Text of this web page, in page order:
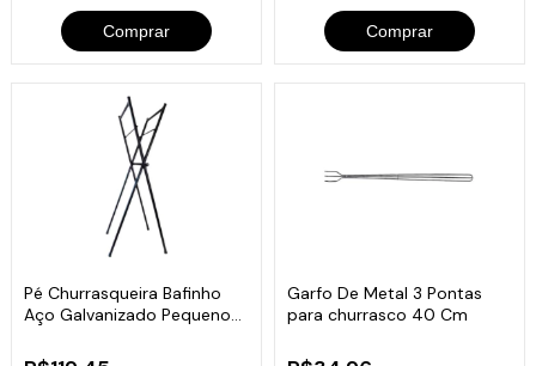
Comprar Comprar
Pé Churrasqueira Bafinho
Aço Galvanizado Pequeno
Garfo De Metal 3 Pontas
para churrasco 40 Cm